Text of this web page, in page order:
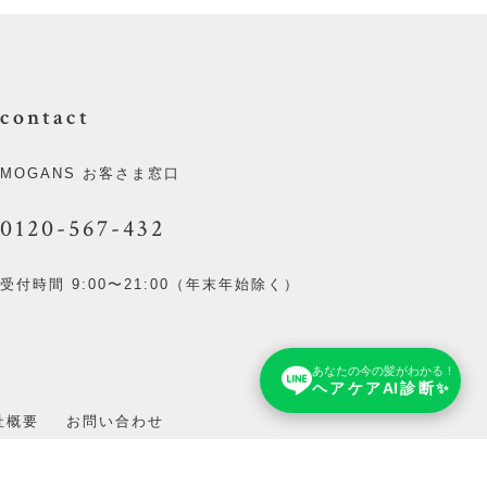
あなたの今の髪がわかる！
ヘアケアAI診断✨
contact
MOGANS お客さま窓口
0120-567-432
受付時間 9:00〜21:00（年末年始除く）
概要 お問い合わせ